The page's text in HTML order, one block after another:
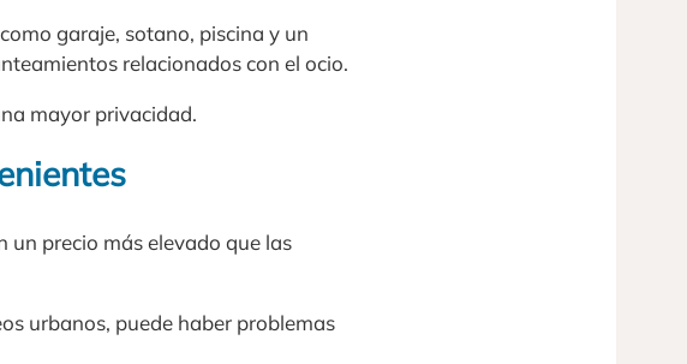
garaje, sotano, piscina y un
relacionados con el ocio.
mayor privacidad.
un precio más elevado que las
urbanos, puede haber problemas